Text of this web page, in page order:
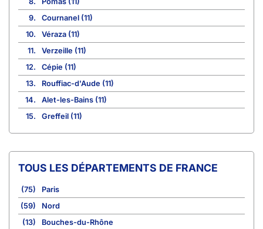
9.
Cournanel (11)
10.
Véraza (11)
11.
Verzeille (11)
12.
Cépie (11)
13.
Rouffiac-d'Aude (11)
14.
Alet-les-Bains (11)
15.
Greffeil (11)
TOUS LES DÉPARTEMENTS DE FRANCE
(75)
Paris
(59)
Nord
(13)
Bouches-du-Rhône